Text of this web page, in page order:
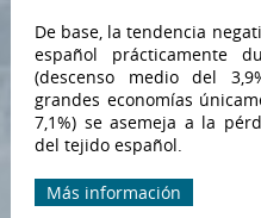
De base, la tendencia
español prácticamente
(descenso medio del
grandes economías
7,1%) se asemeja a la
del tejido español.
Más información